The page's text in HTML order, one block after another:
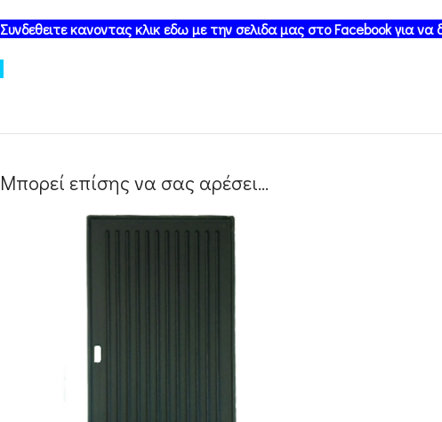
Συνδεθειτε κανοντας κλικ εδω με την σελιδα μας στο Facebook για
Μπορεί επίσης να σας αρέσει…